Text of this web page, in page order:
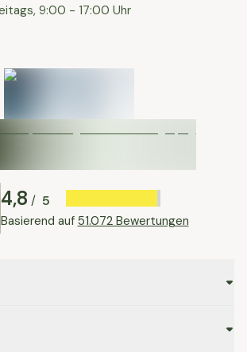
9:00 - 17:00 Uhr
4,8 / 5
Basierend auf 51.072 Bewertungen